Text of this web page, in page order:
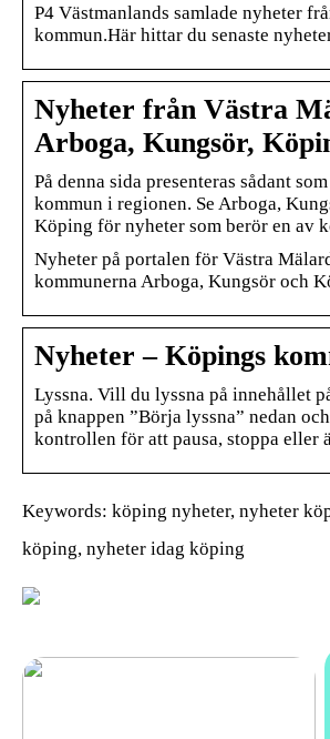
P4 Västmanlands samlade nyheter
kommun.Här hittar du senaste
Nyheter från Västra
Arboga, Kungsör,
På denna sida presenteras sådant
kommun i regionen. Se Arboga,
Köping för nyheter som berör en av
Nyheter på portalen för Västra
kommunerna Arboga, Kungsör och
Nyheter – Köpings
Lyssna. Vill du lyssna på innehållet
på knappen ”Börja lyssna” nedan
kontrollen för att pausa, stoppa eller
Keywords: köping nyheter, nyheter
köping, nyheter idag köping